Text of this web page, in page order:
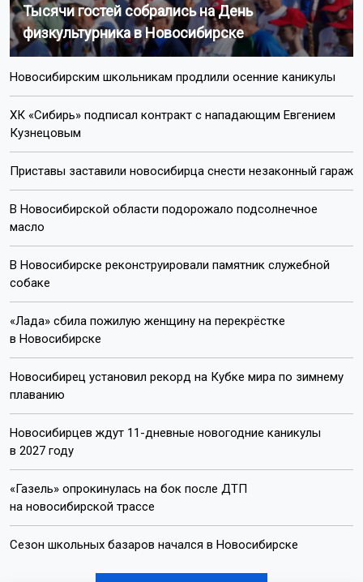
Тысячи гостей собрались на День
физкультурника в Новосибирске
Новосибирским школьникам продлили осенние каникулы
ХК «Сибирь» подписал контракт с нападающим Евгением
Кузнецовым
Приставы заставили новосибирца снести незаконный гараж
В Новосибирской области подорожало подсолнечное
масло
В Новосибирске реконструировали памятник служебной
собаке
«Лада» сбила пожилую женщину на перекрёстке
в Новосибирске
Новосибирец установил рекорд на Кубке мира по зимнему
плаванию
Новосибирцев ждут 11-дневные новогодние каникулы
в 2027 году
«Газель» опрокинулась на бок после ДТП
на новосибирской трассе
Сезон школьных базаров начался в Новосибирске